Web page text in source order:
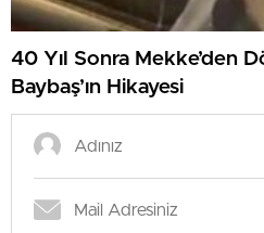
40 Yıl Sonra Mekke’den
Baybaş’ın Hikayesi